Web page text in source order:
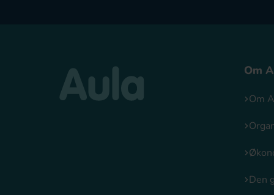
Om
Om
Den